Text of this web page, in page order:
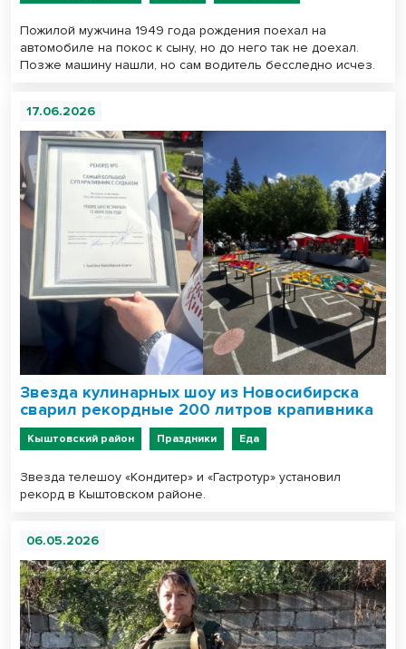
Пожилой мужчина 1949 года рождения поехал на
автомобиле на покос к сыну, но до него так не доехал.
Позже машину нашли, но сам водитель бесследно исчез.
17.06.2026
Звезда кулинарных шоу из Новосибирска
сварил рекордные 200 литров крапивника
Кыштовский район Праздники Еда
Звезда телешоу «Кондитер» и «Гастротур» установил
рекорд в Кыштовском районе.
06.05.2026